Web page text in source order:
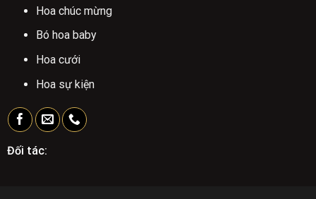
Hoa chúc mừng
Bó hoa baby
Hoa cưới
Hoa sự kiện
Đối tác: